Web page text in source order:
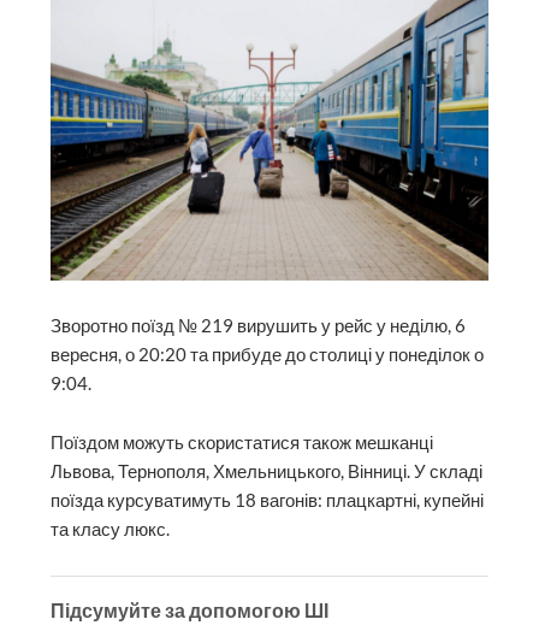
Зворотно поїзд № 219 вирушить у рейс у неділю, 6
вересня, о 20:20 та прибуде до столиці у понеділок о
9:04.
Поїздом можуть скористатися також мешканці
Львова, Тернополя, Хмельницького, Вінниці. У складі
поїзда курсуватимуть 18 вагонів: плацкартні, купейні
та класу люкс.
Підсумуйте за допомогою ШІ